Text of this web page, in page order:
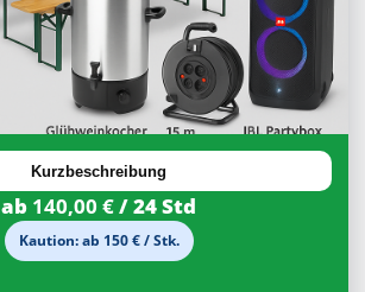
Kurzbeschreibung
ab 140,00 €/ 24 Std
Kaution: ab 150 € / Stk.